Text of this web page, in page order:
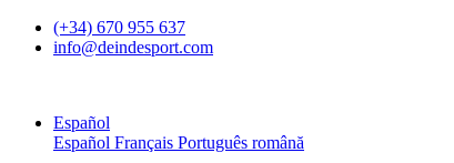
(+34) 670 955 637
info@deindesport.com
Español
Español Français Português română